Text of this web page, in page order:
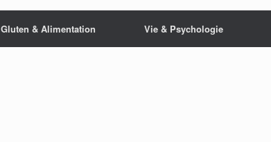
Gluten & Alimentation Vie & Psychologie